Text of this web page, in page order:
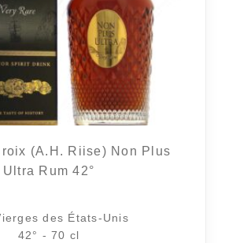
(A.H. Riise) Non Plus
Ultra Rum 42°
des États-Unis
42° - 70 cl